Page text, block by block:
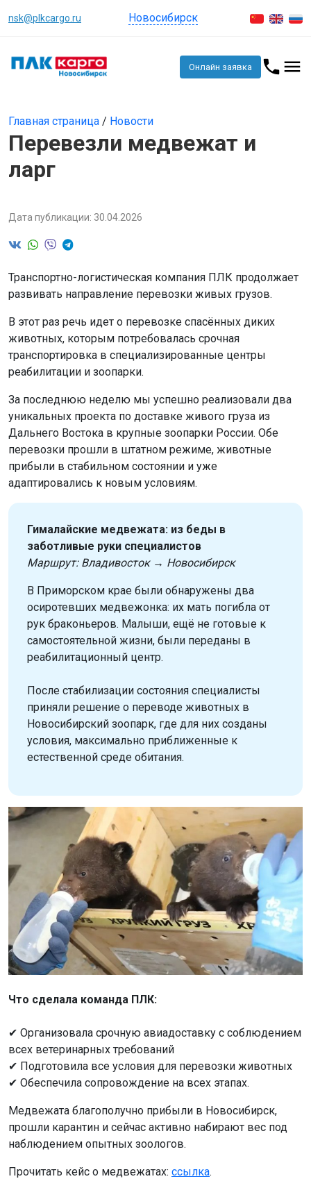
nsk@plkcargo.ru Новосибирск
Онлайн заявка
Главная страница / Новости
Перевезли медвежат и
ларг
Дата публикации: 30.04.2026
Транспортно-логистическая компания ПЛК продолжает
развивать направление перевозки живых грузов.
В этот раз речь идет о перевозке спасённых диких
животных, которым потребовалась срочная
транспортировка в специализированные центры
реабилитации и зоопарки.
За последнюю неделю мы успешно реализовали два
уникальных проекта по доставке живого груза из
Дальнего Востока в крупные зоопарки России. Обе
перевозки прошли в штатном режиме, животные
прибыли в стабильном состоянии и уже
адаптировались к новым условиям.
Гималайские медвежата: из беды в
заботливые руки специалистов
Маршрут: Владивосток → Новосибирск
В Приморском крае были обнаружены два
осиротевших медвежонка: их мать погибла от
рук браконьеров. Малыши, ещё не готовые к
самостоятельной жизни, были переданы в
реабилитационный центр.
После стабилизации состояния специалисты
приняли решение о переводе животных в
Новосибирский зоопарк, где для них созданы
условия, максимально приближенные к
естественной среде обитания.
Что сделала команда ПЛК:
✔ Организовала срочную авиадоставку с соблюдением
всех ветеринарных требований
✔ Подготовила все условия для перевозки животных
✔ Обеспечила сопровождение на всех этапах.
Медвежата благополучно прибыли в Новосибирск,
прошли карантин и сейчас активно набирают вес под
наблюдением опытных зоологов.
Прочитать кейс о медвежатах: ссылка.